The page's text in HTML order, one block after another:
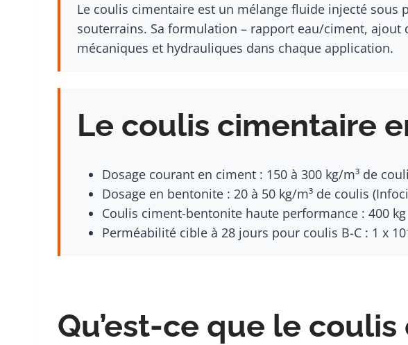
Le coulis cimentaire est un mélange fluide injecté
souterrains. Sa formulation – rapport eau/ciment, ajout
mécaniques et hydrauliques dans chaque application.
Le coulis cimentaire
Dosage courant en ciment : 150 à 300 kg/m³ de
Dosage en bentonite : 20 à 50 kg/m³ de coulis
Coulis ciment-bentonite haute performance : 400
Perméabilité cible à 28 jours pour coulis B-C : 1 x
Qu’est-ce que le